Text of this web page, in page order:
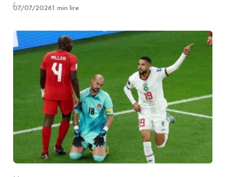
Publié
07/07/20261 min lire